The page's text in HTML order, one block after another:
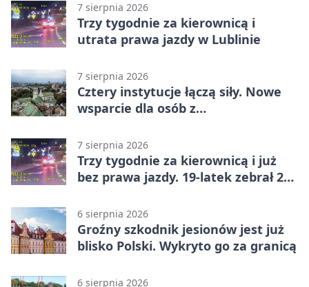
7 sierpnia 2026
Trzy tygodnie za kierownicą i
utrata prawa jazdy w Lublinie
7 sierpnia 2026
Cztery instytucje łączą siły. Nowe
wsparcie dla osób z
7 sierpnia 2026
Trzy tygodnie za kierownicą i już
bez prawa jazdy. 19-latek zebrał 23
6 sierpnia 2026
Groźny szkodnik jesionów jest już
blisko Polski. Wykryto go za granicą
6 sierpnia 2026